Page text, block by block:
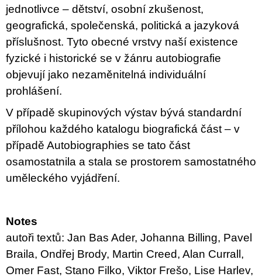
jednotlivce – dětství, osobní zkušenost,
geografická, společenská, politická a jazyková
příslušnost. Tyto obecné vrstvy naší existence
fyzické i historické se v žánru autobiografie
objevují jako nezaměnitelná individuální
prohlášení.
V případě skupinových výstav bývá standardní
přílohou každého katalogu biografická část – v
případě Autobiographies se tato část
osamostatnila a stala se prostorem samostatného
uměleckého vyjádření.
Notes
autoři textů: Jan Bas Ader, Johanna Billing, Pavel
Braila, Ondřej Brody, Martin Creed, Alan Currall,
Omer Fast, Stano Filko, Viktor Frešo, Lise Harlev,